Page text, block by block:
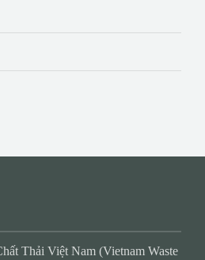
Thải Việt Nam (Vietnam Waste